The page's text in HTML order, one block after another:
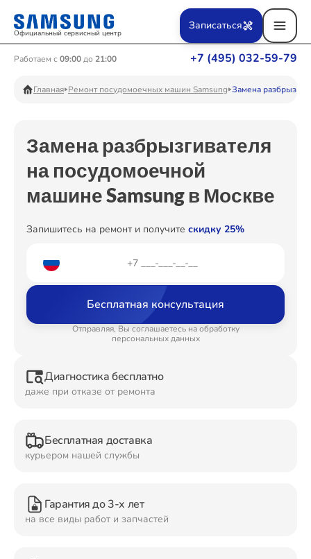
Официальный сервисный центр
+7 (495) 032-59-79
Работаем с 09:00до 21:00
Записаться
Главная Ремонт посудомоечных машин Samsung Замена
Замена разбрызгивателя
на посудомоечной
машине Samsung в Москве
Запишитесь на ремонт и получите скидку 25%
Бесплатная консультация
Отправляя, Вы соглашаетесь на обработку
персональных данных
Диагностика бесплатно
даже при отказе от ремонта
Бесплатная доставка
курьером нашей службы
Гарантия до 3-х лет
на все виды работ и запчастей
Ремонт Вертикальных пылесосов
Ремонт Телевизоров
Ремонт Пылесосов
Ремонт Планшетов